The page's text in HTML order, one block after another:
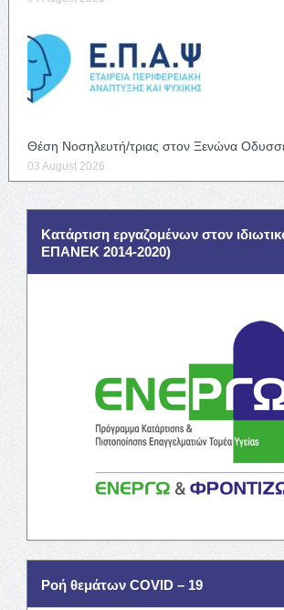
Θέση Νοσηλευτή/τριας στον Ξενώνα
03 August 2026
Κατάρτιση εργαζομένων στον
ΕΠΑΝΕΚ 2014-2020)
Ροή θεμάτων COVID – 19